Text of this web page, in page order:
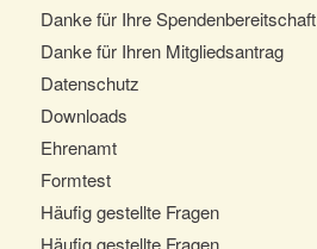
Danke für Ihre Spendenbereitschaft
Danke für Ihren Mitgliedsantrag
Datenschutz
Downloads
Ehrenamt
Formtest
Häufig gestellte Fragen
Häufig gestellte Fragen